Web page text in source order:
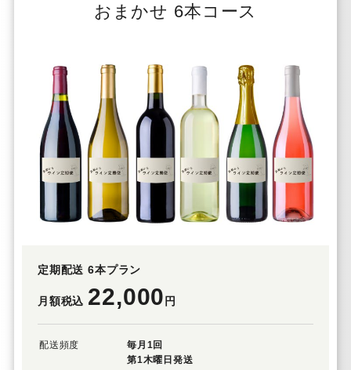
おまかせ 6本コース
定期配送 6本プラン
月額税込 22,000 円
配送頻度
毎月1回
第1木曜日発送